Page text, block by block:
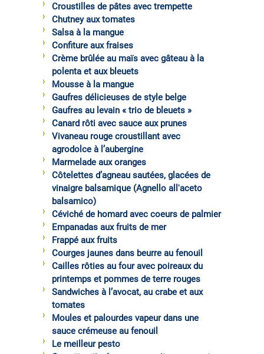
Croustilles de pâtes avec trempette
Chutney aux tomates
Salsa à la mangue
Confiture aux fraises
Crème brûlée au maïs avec gâteau à la
polenta et aux bleuets
Mousse à la mangue
Gaufres délicieuses de style belge
Gaufres au levain « trio de bleuets »
Canard rôti avec sauce aux prunes
Vivaneau rouge croustillant avec
agrodolce à l’aubergine
Marmelade aux oranges
Côtelettes d’agneau sautées, glacées de
vinaigre balsamique (Agnello all'aceto
balsamico)
Céviché de homard avec coeurs de palmier
Empanadas aux fruits de mer
Frappé aux fruits
Courges jaunes dans beurre au fenouil
Cailles rôties au four avec poireaux du
printemps et pommes de terre rouges
Sandwiches à l’avocat, au crabe et aux
tomates
Moules et palourdes vapeur dans une
sauce crémeuse au fenouil
Le meilleur pesto